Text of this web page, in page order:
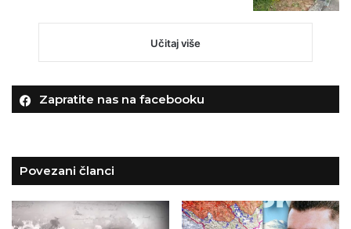
Učitaj više
Zapratite nas na facebooku
Povezani članci